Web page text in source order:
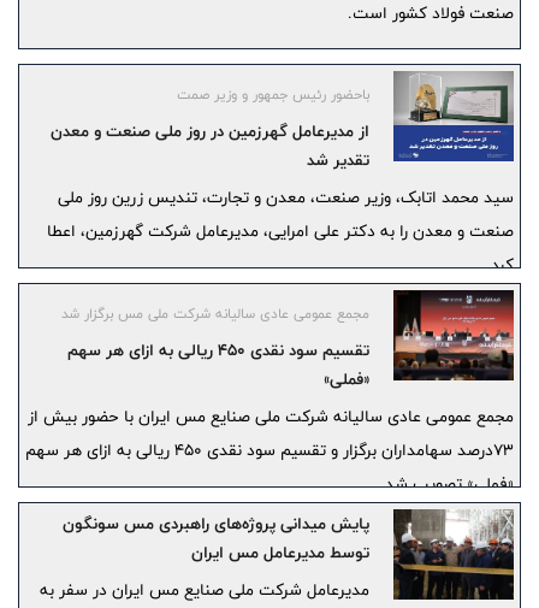
صنعت فولاد کشور است.
باحضور رئیس جمهور و وزیر صمت
از مدیرعامل گهرزمین در روز ملی صنعت و معدن
تقدیر شد
سید محمد اتابک، وزیر صنعت، معدن و تجارت، تندیس زرین روز ملی
صنعت و معدن را به دکتر علی امرایی، مدیرعامل شرکت گهرزمین، اعطا
کرد.
مجمع عمومی عادی سالیانه شرکت ملی مس برگزار شد
تقسیم سود نقدی ۴۵۰ ریالی به ازای هر سهم
«فملی»
مجمع عمومی عادی سالیانه شرکت ملی صنایع مس ایران با حضور بیش از
۷۳درصد سهامداران برگزار و تقسیم سود نقدی ۴۵۰ ریالی به ازای هر سهم
«فملی» تصویب شد.
پایش میدانی پروژه‌های راهبردی مس سونگون
توسط مدیرعامل مس ایران
مدیرعامل شرکت ملی صنایع مس ایران در سفر به